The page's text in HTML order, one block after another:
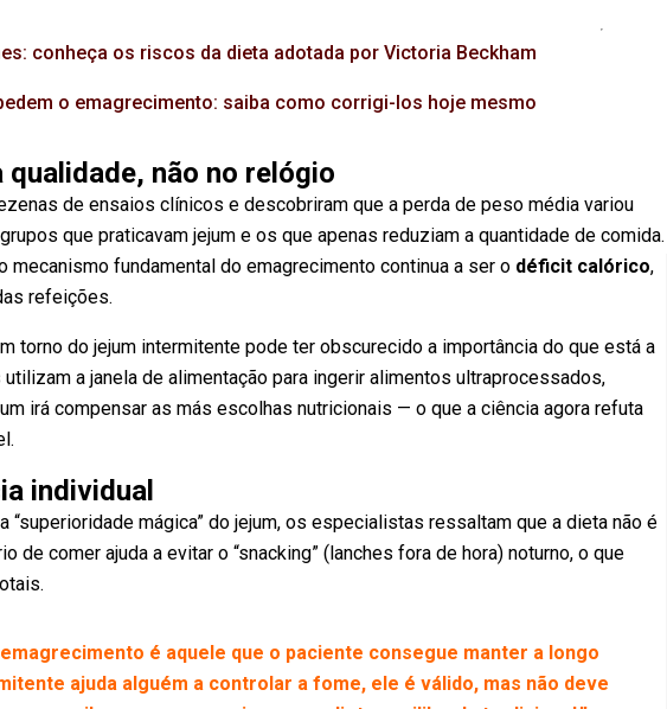
conheça os riscos da dieta adotada por Victoria Beckham
o emagrecimento: saiba como corrigi-los hoje mesmo
não no relógio
de ensaios clínicos e descobriram que a perda de peso média variou
que praticavam jejum e os que apenas reduziam a quantidade de comida.
mecanismo fundamental do emagrecimento continua a ser o déficit calórico,
refeições.
torno do jejum intermitente pode ter obscurecido a importância do que está a
a janela de alimentação para ingerir alimentos ultraprocessados,
irá compensar as más escolhas nutricionais — o que a ciência agora refuta
individual
“superioridade mágica” do jejum, os especialistas ressaltam que a dieta não é
de comer ajuda a evitar o “snacking” (lanches fora de hora) noturno, o que
é aquele que o paciente consegue manter a longo
ajuda alguém a controlar a fome, ele é válido, mas não deve